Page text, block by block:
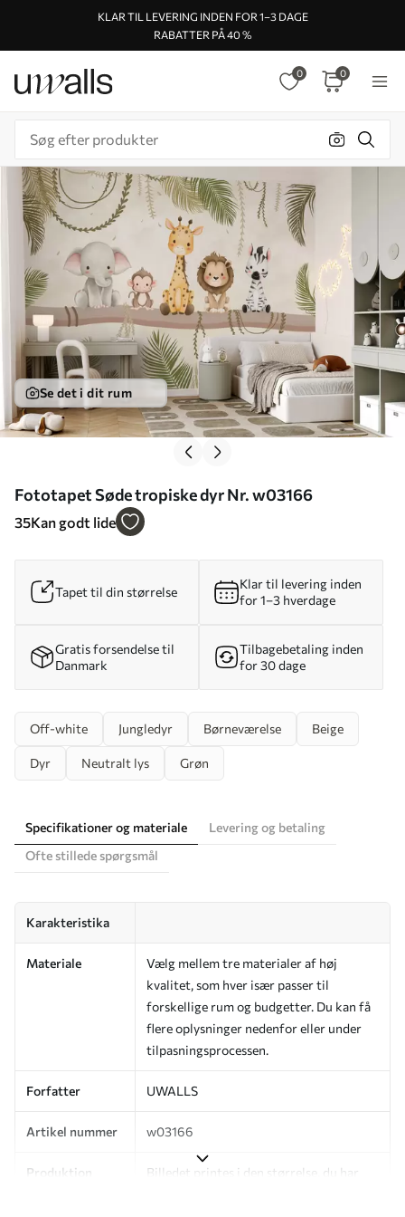
KLAR TIL LEVERING INDEN FOR 1–3 DAGE
RABATTER PÅ 40 %
0 0
Se det i dit rum
Fototapet Søde tropiske dyr Nr. w03166
35Kan godt lide
Tapet til din størrelse
Klar til levering inden
for 1–3 hverdage
Gratis forsendelse til
Danmark
Tilbagebetaling inden
for 30 dage
Off-white Jungledyr Børneværelse Beige
Dyr Neutralt lys Grøn
Specifikationer og materiale
Levering og betaling
Ofte stillede spørgsmål
Karakteristika
Materiale
Vælg mellem tre materialer af høj
kvalitet, som hver især passer til
forskellige rum og budgetter. Du kan få
flere oplysninger nedenfor eller under
tilpasningsprocessen.
Forfatter UWALLS
Artikel nummer w03166
Produktion
Billedet printes i den størrelse, du har